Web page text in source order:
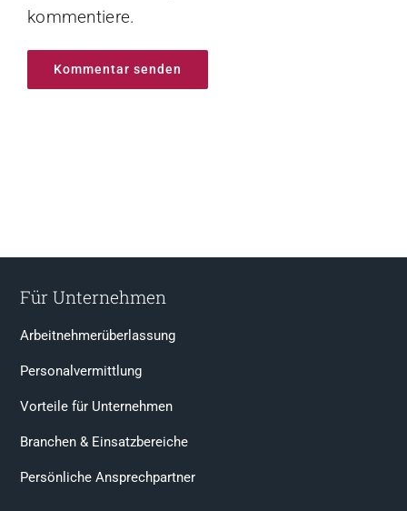
kommentiere.
Für Unternehmen
Arbeitnehmerüberlassung
Personalvermittlung
Vorteile für Unternehmen
Branchen & Einsatzbereiche
Persönliche Ansprechpartner